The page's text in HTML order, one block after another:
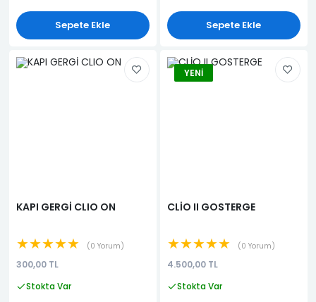
Sepete Ekle Sepete Ekle
KAPI GERGİ CLIO ON
★★★★★ 0 Yorum
300,00 TL
Stokta Var
YENI
CLİO II GOSTERGE
★★★★★ 0 Yorum
4.500,00 TL
Stokta Var